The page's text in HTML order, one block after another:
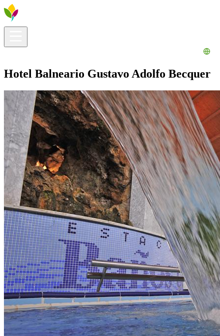
Hotel Balneario Gustavo Adolfo Becquer